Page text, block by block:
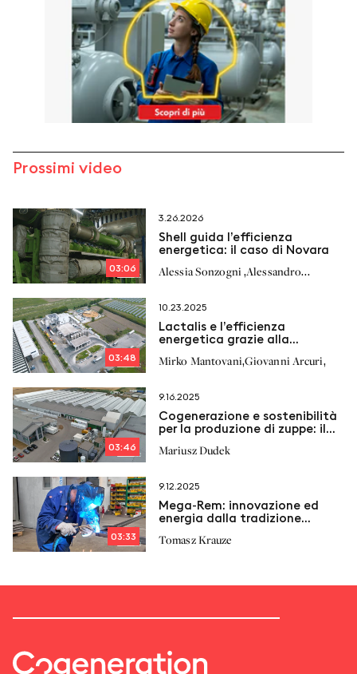
Prossimi video
03:06
3.26.2026
Shell guida l’efficienza
energetica: il caso di Novara
Alessia Sonzogni,Alessandro
03:48
10.23.2025
Lactalis e l’efficienza
energetica grazie alla
Mirko Mantovani,Giovanni Arcuri,
03:46
9.16.2025
Cogenerazione e sostenibilità
per la produzione di zuppe: il
Mariusz Dudek
03:33
9.12.2025
Mega‑Rem: innovazione ed
energia dalla tradizione
Tomasz Krauze